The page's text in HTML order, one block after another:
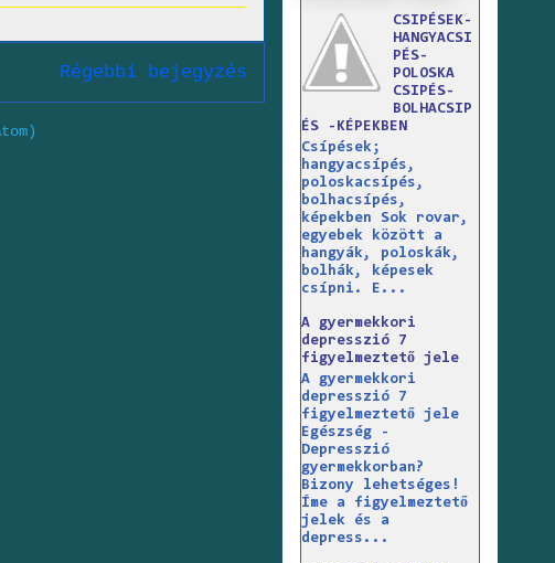
Régebbi bejegyzés
CSIPÉSEK-
HANGYACSI
PÉS-
POLOSKA
CSIPÉS-
BOLHACSIP
ÉS -KÉPEKBEN
Csípések;
hangyacsípés,
poloskacsípés,
bolhacsípés,
képekben Sok rovar,
egyebek között a
hangyák, poloskák,
bolhák, képesek
csípni. E...
A gyermekkori
depresszió 7
figyelmeztető jele
A gyermekkori
depresszió 7
figyelmeztető jele
Egészség -
Depresszió
gyermekkorban?
Bizony lehetséges!
Íme a figyelmeztető
jelek és a
depress...